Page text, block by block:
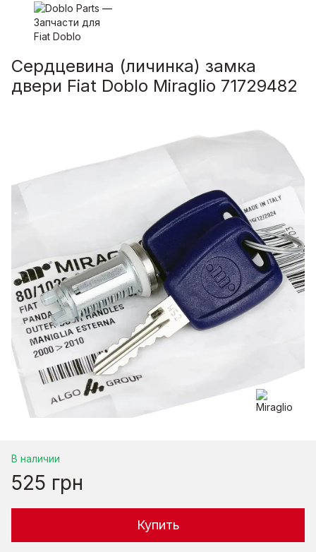
Сердцевина (личинка) замка
двери Fiat Doblo Miraglio 71729482
В наличии
525 грн
Купить